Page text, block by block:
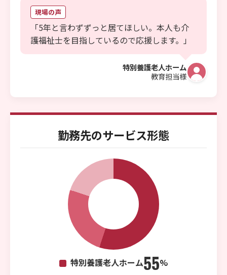
現場の声
「5年と言わずずっと居てほしい。本人も介
護福祉士を目指しているので応援します。」
特別養護老人ホーム
教育担当様
勤務先のサービス形態
特別養護老人ホーム55%